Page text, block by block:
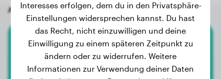
Andere zufällige Hunde
Cocker Spaniel
Milow
Interesses erfolgen, dem du in den Privatsphäre-
Einstellungen widersprechen kannst. Du hast
das Recht, nicht einzuwilligen und deine
Einwilligung zu einem späteren Zeitpunkt zu
ändern oder zu widerrufen. Weitere
Informationen zur Verwendung deiner Daten